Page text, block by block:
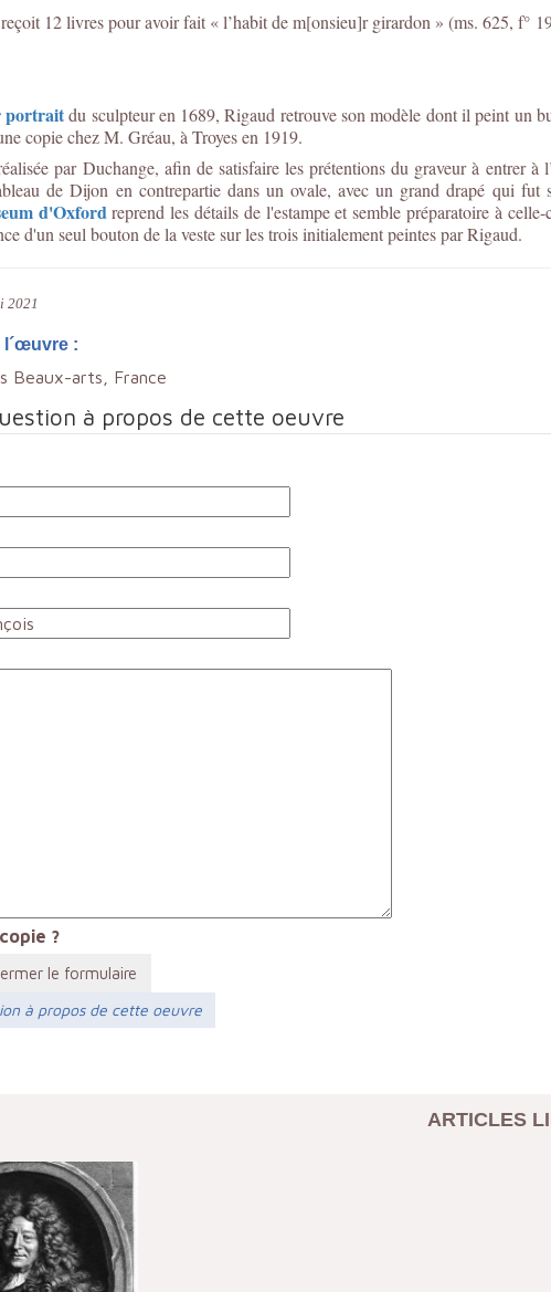
12 livres pour avoir fait « l’habit de m[onsieu]r girardon » (ms. 625, f°
portraitdu sculpteur en 1689, Rigaud retrouve son modèle dont il peint un
copie chez M. Gréau, à Troyes en 1919.
par Duchange, afin de satisfaire les prétentions du graveur à entrer
de Dijon en contrepartie dans un ovale, avec un grand drapé qui fut
d'Oxford reprend les détails de l'estampe et semble préparatoire à
d'un seul bouton de la veste sur les trois initialement peintes par Rigaud.
2021
l´œuvre :
Beaux-arts, France
à propos de cette oeuvre
?
le formulaire
à propos de cette oeuvre
ARTICLES